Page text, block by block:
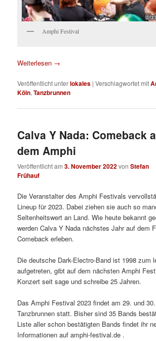
Amphi Festival
Weiterlesen →
Veröffentlicht unterlokales |Verschlagwortet mit
Köln,Tanzbrunnen
Calva Y Nada: Comeback
dem Amphi
Veröffentlicht am3. November 2022vonStefan
Frühauf
Die Veranstalter des Amphi Festivals
Lineup für 2023. Dabei ziehen sie auch so
Seltenheitswert an Land. Wie heute bekannt
werden Calva Y Nada nächstes Jahr auf dem
Comeback erleben.
Die deutsche Dark-Electro-Band ist 1998 zum
aufgetreten, gibt auf dem nächsten Amphi
Konzert seit sage und schreibe 25 Jahren.
Das Amphi Festival 2023 findet am 29. und
Tanzbrunnen statt. Bisher sind 35 Bands
Liste aller schon bestätigten Bands findet ihr
Informationen auf amphi-festival.de .